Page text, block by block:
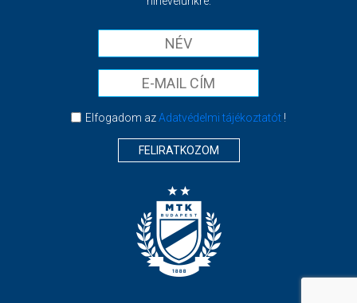
Elfogadom azAdatvédelmi tájékoztatót!
FELIRATKOZOM